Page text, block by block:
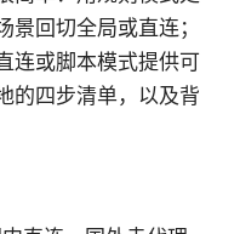
回切全局或直连；
连或脚本模式提供可
的四步清单，以及背